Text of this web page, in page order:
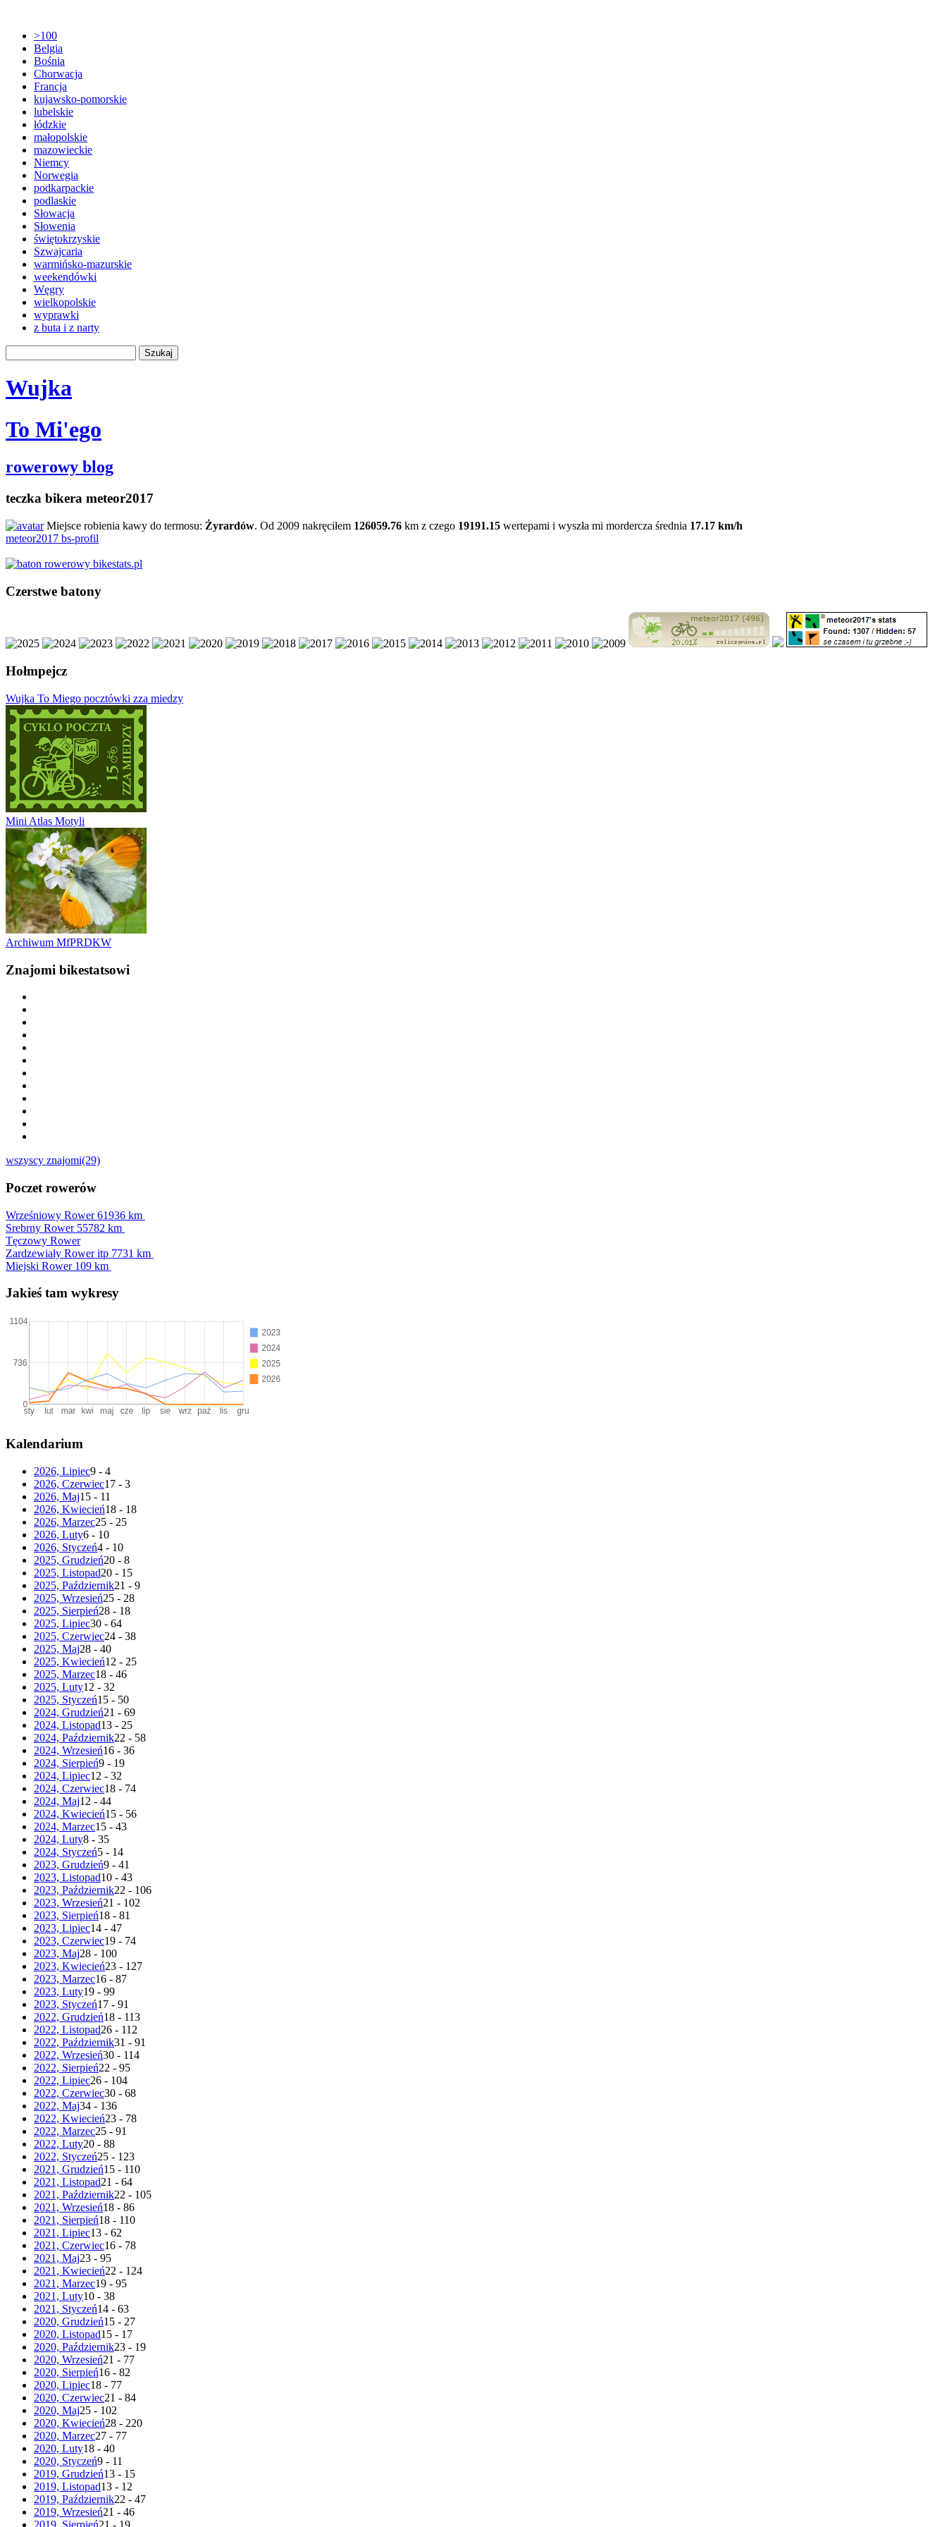
>100
Belgia
Bośnia
Chorwacja
Francja
kujawsko-pomorskie
lubelskie
łódzkie
małopolskie
mazowieckie
Niemcy
Norwegia
podkarpackie
podlaskie
Słowacja
Słowenia
świętokrzyskie
Szwajcaria
warmińsko-mazurskie
weekendówki
Węgry
wielkopolskie
wyprawki
z buta i z narty
Wujka
To Mi'ego
rowerowy blog
teczka bikera meteor2017
Miejsce robienia kawy do termosu: Żyrardów. Od 2009 nakręciłem 126059.76 km z czego 19191.15 wertepami i wyszła mi mordercza średnia 17.17 km/h
meteor2017 bs-profil
Czerstwe batony
Hołmpejcz
Wujka To Miego pocztówki zza miedzy
Mini Atlas Motyli
Archiwum MfPRDKW
Znajomi bikestatsowi
wszyscy znajomi(29)
Poczet rowerów
Wrześniowy Rower61936 km
Srebrny Rower 55782 km
Tęczowy Rower
Zardzewiały Rower itp 7731 km
Miejski Rower 109 km
Jakieś tam wykresy
Kalendarium
2026, Lipiec9 - 4
2026, Czerwiec17 - 3
2026, Maj15 - 11
2026, Kwiecień18 - 18
2026, Marzec25 - 25
2026, Luty6 - 10
2026, Styczeń4 - 10
2025, Grudzień20 - 8
2025, Listopad20 - 15
2025, Październik21 - 9
2025, Wrzesień25 - 28
2025, Sierpień28 - 18
2025, Lipiec30 - 64
2025, Czerwiec24 - 38
2025, Maj28 - 40
2025, Kwiecień12 - 25
2025, Marzec18 - 46
2025, Luty12 - 32
2025, Styczeń15 - 50
2024, Grudzień21 - 69
2024, Listopad13 - 25
2024, Październik22 - 58
2024, Wrzesień16 - 36
2024, Sierpień9 - 19
2024, Lipiec12 - 32
2024, Czerwiec18 - 74
2024, Maj12 - 44
2024, Kwiecień15 - 56
2024, Marzec15 - 43
2024, Luty8 - 35
2024, Styczeń5 - 14
2023, Grudzień9 - 41
2023, Listopad10 - 43
2023, Październik22 - 106
2023, Wrzesień21 - 102
2023, Sierpień18 - 81
2023, Lipiec14 - 47
2023, Czerwiec19 - 74
2023, Maj28 - 100
2023, Kwiecień23 - 127
2023, Marzec16 - 87
2023, Luty19 - 99
2023, Styczeń17 - 91
2022, Grudzień18 - 113
2022, Listopad26 - 112
2022, Październik31 - 91
2022, Wrzesień30 - 114
2022, Sierpień22 - 95
2022, Lipiec26 - 104
2022, Czerwiec30 - 68
2022, Maj34 - 136
2022, Kwiecień23 - 78
2022, Marzec25 - 91
2022, Luty20 - 88
2022, Styczeń25 - 123
2021, Grudzień15 - 110
2021, Listopad21 - 64
2021, Październik22 - 105
2021, Wrzesień18 - 86
2021, Sierpień18 - 110
2021, Lipiec13 - 62
2021, Czerwiec16 - 78
2021, Maj23 - 95
2021, Kwiecień22 - 124
2021, Marzec19 - 95
2021, Luty10 - 38
2021, Styczeń14 - 63
2020, Grudzień15 - 27
2020, Listopad15 - 17
2020, Październik23 - 19
2020, Wrzesień21 - 77
2020, Sierpień16 - 82
2020, Lipiec18 - 77
2020, Czerwiec21 - 84
2020, Maj25 - 102
2020, Kwiecień28 - 220
2020, Marzec27 - 77
2020, Luty18 - 40
2020, Styczeń9 - 11
2019, Grudzień13 - 15
2019, Listopad13 - 12
2019, Październik22 - 47
2019, Wrzesień21 - 46
2019, Sierpień21 - 19